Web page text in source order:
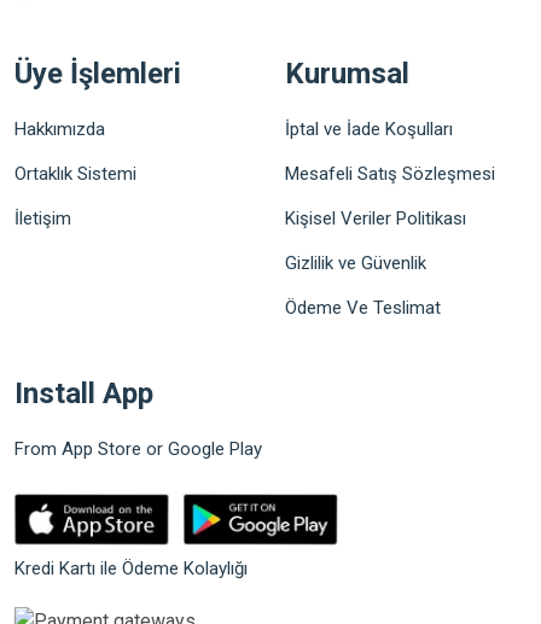
Üye İşlemleri
Hakkımızda
Ortaklık Sistemi
İletişim
Kurumsal
İptal ve İade Koşulları
Mesafeli Satış Sözleşmesi
Kişisel Veriler Politikası
Gizlilik ve Güvenlik
Ödeme Ve Teslimat
Install App
From App Store or Google Play
Kredi Kartı ile Ödeme Kolaylığı